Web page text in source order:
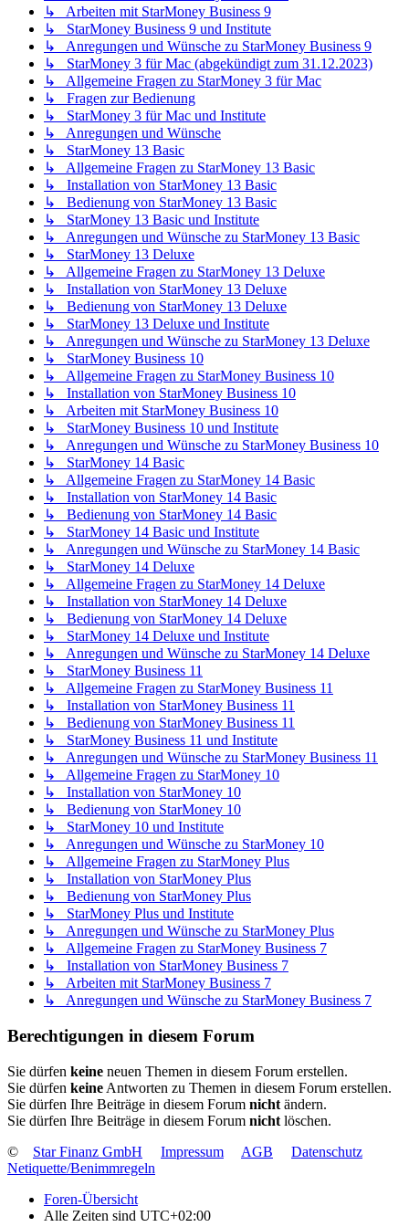
↳ Arbeiten mit StarMoney Business 9
↳ StarMoney Business 9 und Institute
↳ Anregungen und Wünsche zu StarMoney Business 9
↳ StarMoney 3 für Mac (abgekündigt zum 31.12.2023)
↳ Allgemeine Fragen zu StarMoney 3 für Mac
↳ Fragen zur Bedienung
↳ StarMoney 3 für Mac und Institute
↳ Anregungen und Wünsche
↳ StarMoney 13 Basic
↳ Allgemeine Fragen zu StarMoney 13 Basic
↳ Installation von StarMoney 13 Basic
↳ Bedienung von StarMoney 13 Basic
↳ StarMoney 13 Basic und Institute
↳ Anregungen und Wünsche zu StarMoney 13 Basic
↳ StarMoney 13 Deluxe
↳ Allgemeine Fragen zu StarMoney 13 Deluxe
↳ Installation von StarMoney 13 Deluxe
↳ Bedienung von StarMoney 13 Deluxe
↳ StarMoney 13 Deluxe und Institute
↳ Anregungen und Wünsche zu StarMoney 13 Deluxe
↳ StarMoney Business 10
↳ Allgemeine Fragen zu StarMoney Business 10
↳ Installation von StarMoney Business 10
↳ Arbeiten mit StarMoney Business 10
↳ StarMoney Business 10 und Institute
↳ Anregungen und Wünsche zu StarMoney Business 10
↳ StarMoney 14 Basic
↳ Allgemeine Fragen zu StarMoney 14 Basic
↳ Installation von StarMoney 14 Basic
↳ Bedienung von StarMoney 14 Basic
↳ StarMoney 14 Basic und Institute
↳ Anregungen und Wünsche zu StarMoney 14 Basic
↳ StarMoney 14 Deluxe
↳ Allgemeine Fragen zu StarMoney 14 Deluxe
↳ Installation von StarMoney 14 Deluxe
↳ Bedienung von StarMoney 14 Deluxe
↳ StarMoney 14 Deluxe und Institute
↳ Anregungen und Wünsche zu StarMoney 14 Deluxe
↳ StarMoney Business 11
↳ Allgemeine Fragen zu StarMoney Business 11
↳ Installation von StarMoney Business 11
↳ Bedienung von StarMoney Business 11
↳ StarMoney Business 11 und Institute
↳ Anregungen und Wünsche zu StarMoney Business 11
↳ Allgemeine Fragen zu StarMoney 10
↳ Installation von StarMoney 10
↳ Bedienung von StarMoney 10
↳ StarMoney 10 und Institute
↳ Anregungen und Wünsche zu StarMoney 10
↳ Allgemeine Fragen zu StarMoney Plus
↳ Installation von StarMoney Plus
↳ Bedienung von StarMoney Plus
↳ StarMoney Plus und Institute
↳ Anregungen und Wünsche zu StarMoney Plus
↳ Allgemeine Fragen zu StarMoney Business 7
↳ Installation von StarMoney Business 7
↳ Arbeiten mit StarMoney Business 7
↳ Anregungen und Wünsche zu StarMoney Business 7
Berechtigungen in diesem Forum
Sie dürfen keine neuen Themen in diesem Forum erstellen.
Sie dürfen keine Antworten zu Themen in diesem Forum erstellen.
Sie dürfen Ihre Beiträge in diesem Forum nicht ändern.
Sie dürfen Ihre Beiträge in diesem Forum nicht löschen.
©
Star Finanz GmbH Impressum AGB
Datenschutz
Netiquette/Benimmregeln
Foren-Übersicht
Alle Zeiten sind UTC+02:00